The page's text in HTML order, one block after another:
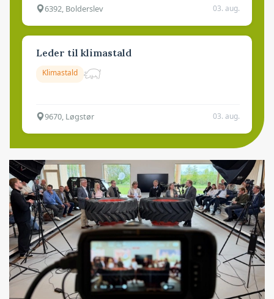
6392, Bolderslev 03. aug.
Leder til klimastald
Klimastald
9670, Løgstør 03. aug.